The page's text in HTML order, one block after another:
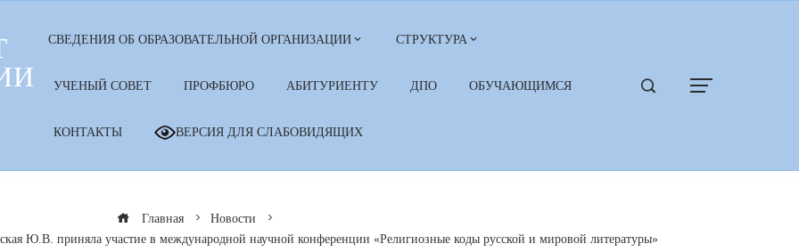
СВЕДЕНИЯ ОБ ОБРАЗОВАТЕЛЬНОЙ ОРГАНИЗАЦИИ СТРУКТУРА
УЧЕНЫЙ СОВЕТ ПРОФБЮРО АБИТУРИЕНТУ ДПО ОБУЧАЮЩИМСЯ
КОНТАКТЫ ВЕРСИЯ ДЛЯ СЛАБОВИДЯЩИХ
Главная
Новости
Ю.В. приняла участие в международной научной конференции «Религиозные коды русской и мировой литературы»